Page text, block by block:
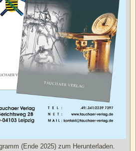
(Ende 2025) zum Herunterladen.